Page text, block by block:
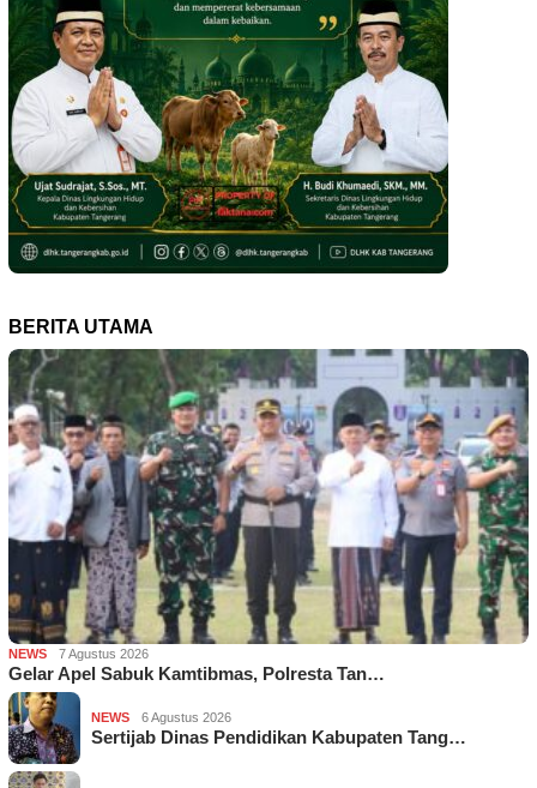
BERITA UTAMA
NEWS 7 Agustus 2026
Gelar Apel Sabuk Kamtibmas, Polresta Tan…
NEWS 6 Agustus 2026
Sertijab Dinas Pendidikan Kabupaten Tang…